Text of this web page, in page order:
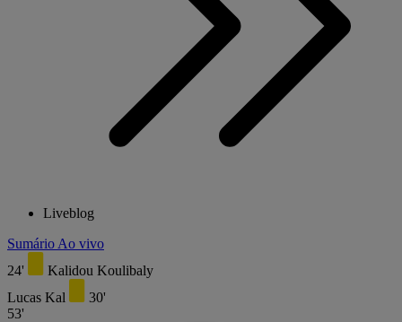
Liveblog
Sumário Ao vivo
24'
Kalidou Koulibaly
Lucas Kal
30'
53'